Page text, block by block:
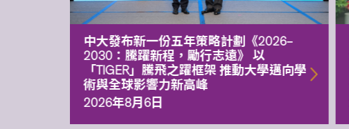
中大發布新一份五年策略計劃《2026‒
2030：騰躍新程，勵行志遠》 以
「TIGER」騰飛之躍框架 推動大學邁向學
術與全球影響力新高峰
2026年8月6日